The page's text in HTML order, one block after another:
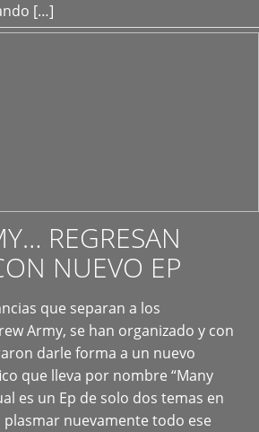
[…]
REGRESAN
NUEVO EP
que separan a los
Army, se han organizado y con
darle forma a un nuevo
que lleva por nombre “Many
es un Ep de solo dos temas en
nuevamente todo ese
+